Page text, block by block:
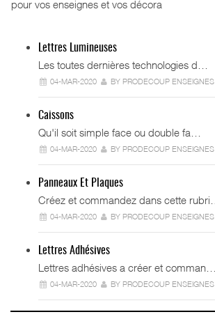
pour vos enseignes et vos décora
Lettres Lumineuses
Les toutes dernières technologies d…
04-MAR-2020 BY PRODECOUP ENSEIGNES
Caissons
Qu'il soit simple face ou double fa…
04-MAR-2020 BY PRODECOUP ENSEIGNES
Panneaux Et Plaques
Créez et commandez dans cette rubri…
04-MAR-2020 BY PRODECOUP ENSEIGNES
Lettres Adhésives
Lettres adhésives a créer et comman…
04-MAR-2020 BY PRODECOUP ENSEIGNES